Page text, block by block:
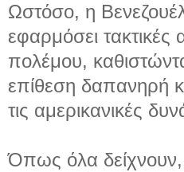
Ωστόσο, η
εφαρμόσει τακτικές
πολέμου,
επίθεση δαπανηρή
τις αμερικανικές
Όπως όλα δείχνουν,